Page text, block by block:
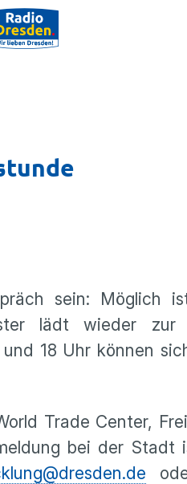
sein: Möglich
lädt wieder zur
18 Uhr können
Trade Center,
bei der Stadt